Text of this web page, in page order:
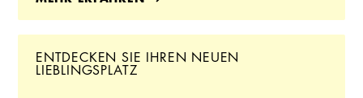
ENTDECKEN SIE IHREN NEUEN
LIEBLINGSPLATZ